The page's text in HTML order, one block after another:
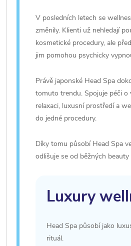
V posledních letech se
změnily. Klienti už nehledají
kosmetické procedury, ale
jim pomohou psychicky
Právě japonské Head Spa
tomuto trendu. Spojuje péči o
relaxaci, luxusní prostředí a
do jedné procedury.
Díky tomu působí Head Spa
odlišuje se od běžných beauty
Luxury
Head Spa působí jako
rituál.